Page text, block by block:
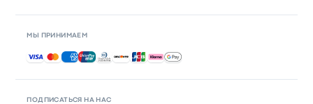
ПОДПИСАТЬСЯ НА НАС
МЫ ПРИНИМАЕМ
Принимаемые способы оплаты